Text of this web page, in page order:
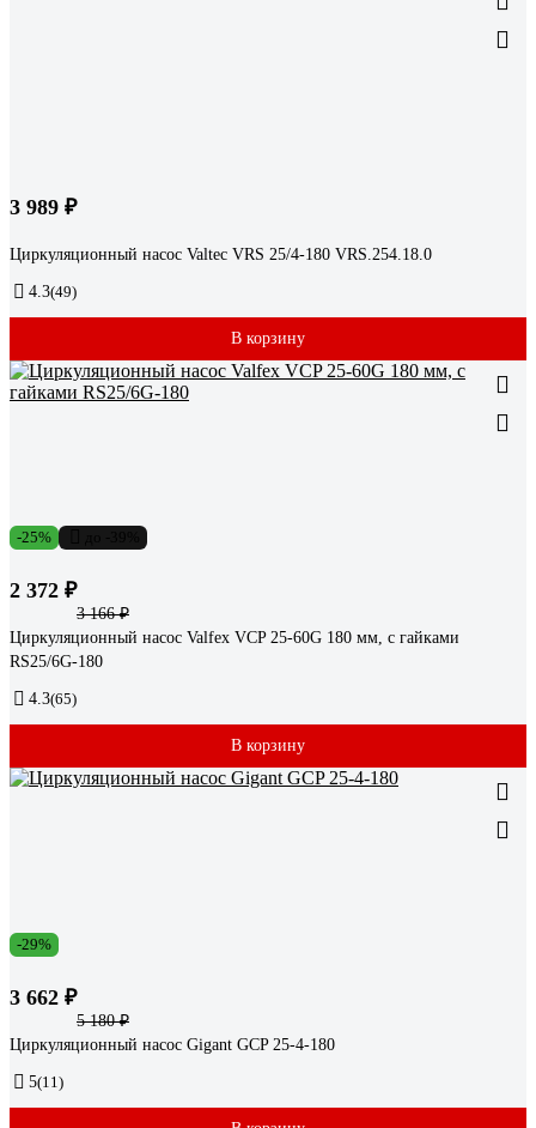
3 989 ₽
Циркуляционный насос Valtec VRS 25/4-180 VRS.254.18.0
4.3(49)
В корзину
-25%
2 372 ₽
3 166 ₽
Циркуляционный насос Valfex VCP 25-60G 180 мм, с гайками
RS25/6G-180
4.3(65)
В корзину
-29%
3 662 ₽
5 180 ₽
Циркуляционный насос Gigant GCP 25-4-180
5(11)